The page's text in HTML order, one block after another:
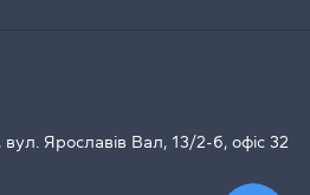
Ярославів Вал, 13/2-б, офіс 32